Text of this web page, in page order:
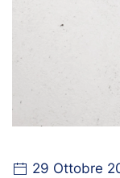
29 Ottobre